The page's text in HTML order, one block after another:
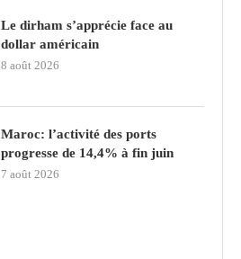
Le dirham s’apprécie face au
dollar américain
8 août 2026
Maroc: l’activité des ports
progresse de 14,4% à fin juin
7 août 2026